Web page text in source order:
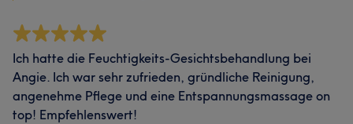
Ich hatte die Feuchtigkeits-Gesichtsbehandlung bei
Angie. Ich war sehr zufrieden, gründliche Reinigung,
angenehme Pflege und eine Entspannungsmassage on
top! Empfehlenswert!